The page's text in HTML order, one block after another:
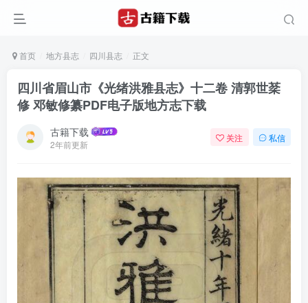
首页 地方县志 四川县志 正文
四川省眉山市《光绪洪雅县志》十二卷 清郭世棻
修 邓敏修纂PDF电子版地方志下载
古籍下载
2年前更新
关注 私信